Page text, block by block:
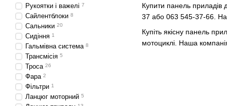
Купити панель приладів
37 або 063 545-37-66.
Купіть якісну панель
мотоциклі. Наша
Рукоятки і важелі 7
Сайлентблоки 8
Сальники 20
Сидіння 1
Гальмівна система 8
Трансмісія 5
Троса 26
Фара 2
Фільтри 1
Ланцюг моторний 5